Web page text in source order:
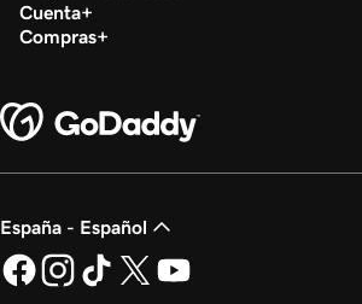
Cuenta
Compras
España - Español